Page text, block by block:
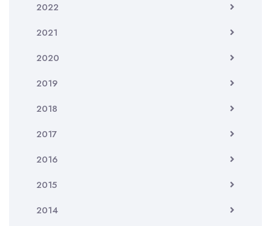
2022
2021
2020
2019
2018
2017
2016
2015
2014